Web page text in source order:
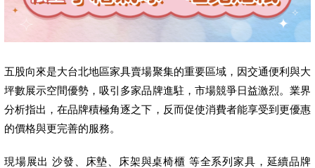
五股向來是大台北地區家具賣場聚集的重要區域，因交通便利與大
坪數展示空間優勢，吸引多家品牌進駐，市場競爭日益激烈。業界
分析指出，在品牌積極角逐之下，反而促使消費者能享受到更優惠
的價格與更完善的服務。
現場展出 沙發、床墊、床架與桌椅櫃 等全系列家具，延續品牌